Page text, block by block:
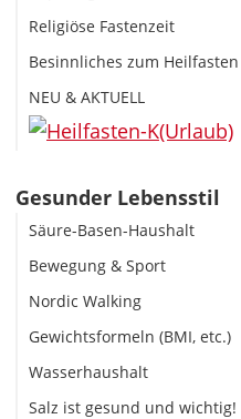
Religiöse Fastenzeit
Besinnliches zum Heilfasten
NEU & AKTUELL
Gesunder Lebensstil
Säure-Basen-Haushalt
Bewegung & Sport
Nordic Walking
Gewichtsformeln (BMI, etc.)
Wasserhaushalt
Salz ist gesund und wichtig!